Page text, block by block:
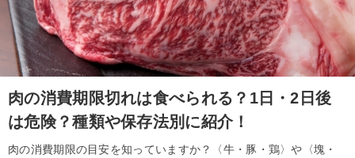
肉の消費期限切れは食べられる？1日・2日後
は危険？種類や保存法別に紹介！
肉の消費期限の目安を知っていますか？〈牛・豚・鶏〉や〈塊・